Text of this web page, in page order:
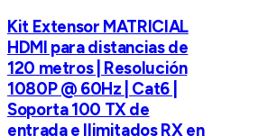
Kit Extensor MATRICIAL
HDMI para distancias de
120 metros | Resolución
1080P @ 60Hz | Cat6 |
Soporta 100 TX de
entrada e Ilimitados RX en